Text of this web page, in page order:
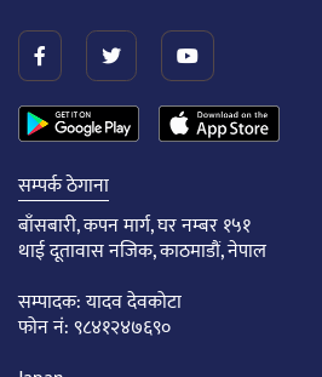
सम्पर्क ठेगाना
बाँसबारी, कपन मार्ग, घर नम्बर १५१
थाई दूतावास नजिक, काठमाडौं, नेपाल
सम्पादक: यादव देवकोटा
फोन नं: ९८४१२४७६९०